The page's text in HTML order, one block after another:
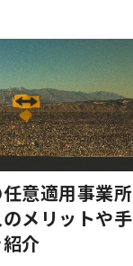
意適用事業所
メリットや手
介